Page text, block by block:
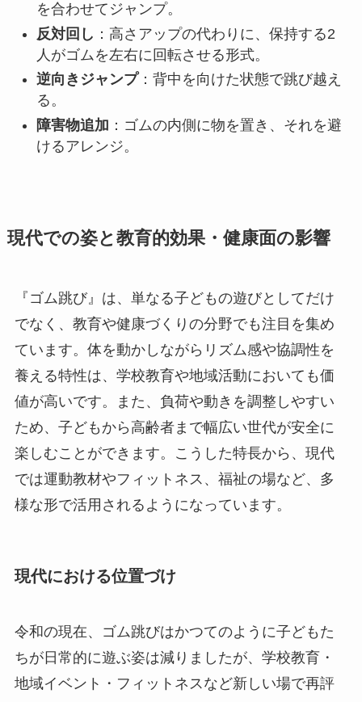
を合わせてジャンプ。
反対回し ：高さアップの代わりに、保持する2
人がゴムを左右に回転させる形式。
逆向きジャンプ：背中を向けた状態で跳び越え
る。
障害物追加 ：ゴムの内側に物を置き、それを避
けるアレンジ。
現代での姿と教育的効果・健康面の影響
『ゴム跳び』は、単なる子どもの遊びとしてだけ
でなく、教育や健康づくりの分野でも注目を集め
ています。体を動かしながらリズム感や協調性を
養える特性は、学校教育や地域活動においても価
値が高いです。また、負荷や動きを調整しやすい
ため、子どもから高齢者まで幅広い世代が安全に
楽しむことができます。こうした特長から、現代
では運動教材やフィットネス、福祉の場など、多
様な形で活用されるようになっています。
現代における位置づけ
令和の現在、ゴム跳びはかつてのように子どもた
ちが日常的に遊ぶ姿は減りましたが、学校教育・
地域イベント・フィットネスなど新しい場で再評